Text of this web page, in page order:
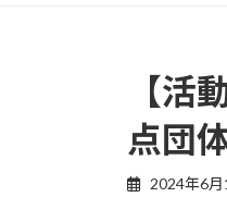
【活
点団
2024年6月